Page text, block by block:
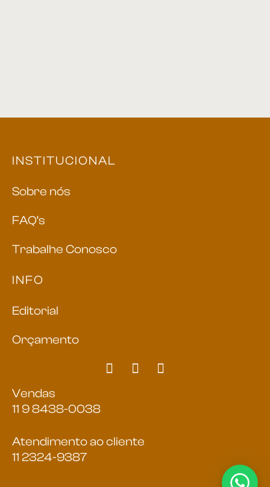
INSTITUCIONAL
Sobre nós
FAQ’s
Trabalhe Conosco
INFO
Editorial
Orçamento
Vendas
11 9 8438-0038
Atendimento ao cliente
11 2324-9387